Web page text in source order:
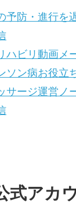
防・進行を
ビリ動画メ
ン病お役立
ージ運営ノ
式アカ